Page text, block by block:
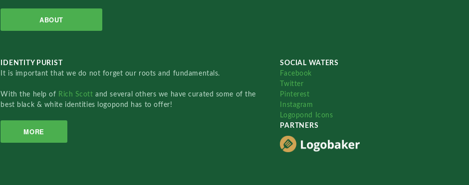
ABOUT
IDENTITY PURIST
It is important that we do not forget our roots and fundamentals.
With the help of Rich Scottand several others we have curated some of the
best black & white identities logopond has to offer!
MORE
SOCIAL WATERS
Facebook
Twitter
Pinterest
Instagram
Logopond Icons
PARTNERS